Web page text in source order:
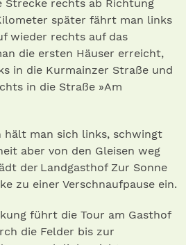
rechts ab Richtung
später fährt man links
wieder rechts auf das
die ersten Häuser erreicht,
in die Kurmainzer Straße und
in die Straße »Am
hält man sich links, schwingt
aber von den Gleisen weg
der Landgasthof Zur Sonne
zu einer Verschnaufpause ein.
führt die Tour am Gasthof
die Felder bis zur